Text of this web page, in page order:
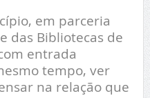
em parceria
das Bibliotecas de
entrada
tempo, ver
na relação que